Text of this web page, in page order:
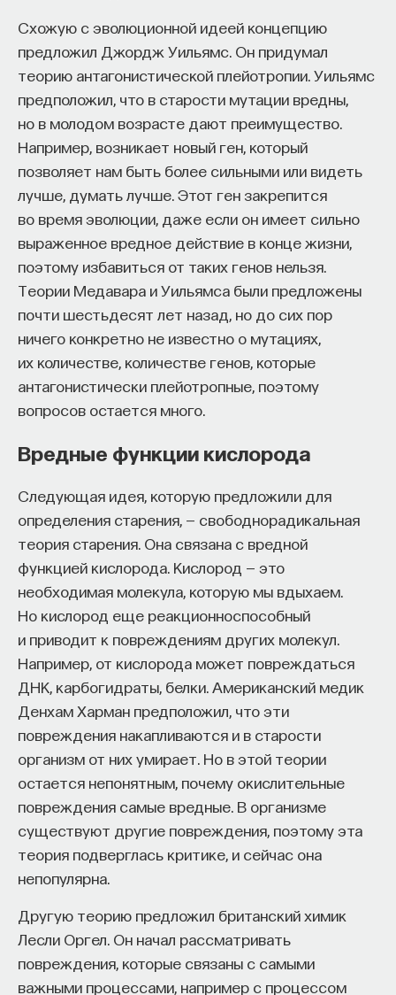
Схожую с эволюционной идеей концепцию
предложил Джордж Уильямс. Он придумал
теорию антагонистической плейотропии. Уильямс
предположил, что в старости мутации вредны,
но в молодом возрасте дают преимущество.
Например, возникает новый ген, который
позволяет нам быть более сильными или видеть
лучше, думать лучше. Этот ген закрепится
во время эволюции, даже если он имеет сильно
выраженное вредное действие в конце жизни,
поэтому избавиться от таких генов нельзя.
Теории Медавара и Уильямса были предложены
почти шестьдесят лет назад, но до сих пор
ничего конкретно не известно о мутациях,
их количестве, количестве генов, которые
антагонистически плейотропные, поэтому
вопросов остается много.
Вредные функции кислорода
Следующая идея, которую предложили для
определения старения, — свободнорадикальная
теория старения. Она связана с вредной
функцией кислорода. Кислород — это
необходимая молекула, которую мы вдыхаем.
Но кислород еще реакционноспособный
и приводит к повреждениям других молекул.
Например, от кислорода может повреждаться
ДНК, карбогидраты, белки. Американский медик
Денхам Харман предположил, что эти
повреждения накапливаются и в старости
организм от них умирает. Но в этой теории
остается непонятным, почему окислительные
повреждения самые вредные. В организме
существуют другие повреждения, поэтому эта
теория подверглась критике, и сейчас она
непопулярна.
Другую теорию предложил британский химик
Лесли Оргел. Он начал рассматривать
повреждения, которые связаны с самыми
важными процессами, например с процессом
Грег Тауэрс, вирусолог:
ВИЧ — это первый ретровирус человека.
Расшифровывается как «вирус иммунодефицита
человека». Ретровирус — это особый тип вируса.
Было известно, что он существует у других
видов, но ВИЧ — это первый пример такого вируса
у людей. Есть несколько его видов, самый часто
встречающийся называется ВИЧ-1. СПИД —
синдром приобретенного иммунодефицита — это
болезнь, вызываемая ВИЧ.
ВИЧ впервые был обнаружен в начале 1980-х
годов. Над описанием неизвестной до этого
вирусной инфекции работали в Институте
Пастера Франсуаза Барре-Синусси и Люк
Монтанье. За эту работу они получили
наличие этого вируса, и оказалось, что им было
заражено большое количество людей, но лечения
тогда еще не было. Вирус распространяется
через сексуальный контакт, то есть это
заболевание, передающееся половым путем,
а также через препараты крови. Также можно
заразиться, например, через контакт с кровью.
К 2016 году уже можно лечить ВИЧ коктейлем
из антивирусных препаратов, которые в теории
тела. Пациент может прожить достаточно
антиретровирусные препараты. На Западе
ресурсами регионах, таких как Тропическая
препараты, это большая проблема. Существуют
программы по распространению
антиретровирусной терапии, чтобы каждый
больной мог получить доступ к необходимым